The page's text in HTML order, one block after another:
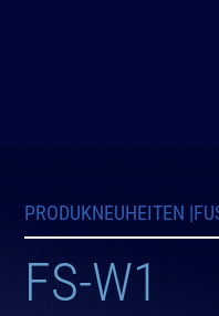
PRODUKNEUHEITEN |
FS-W1